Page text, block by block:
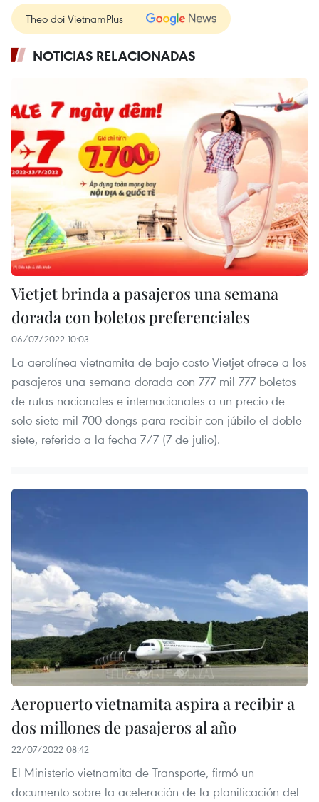
Theo dõi VietnamPlus
NOTICIAS RELACIONADAS
Vietjet brinda a pasajeros una semana
dorada con boletos preferenciales
06/07/2022 10:03
La aerolínea vietnamita de bajo costo Vietjet ofrece a los
pasajeros una semana dorada con 777 mil 777 boletos
de rutas nacionales e internacionales a un precio de
solo siete mil 700 dongs para recibir con júbilo el doble
siete, referido a la fecha 7/7 (7 de julio).
Aeropuerto vietnamita aspira a recibir a
dos millones de pasajeros al año
22/07/2022 08:42
El Ministerio vietnamita de Transporte, firmó un
documento sobre la aceleración de la planificación del